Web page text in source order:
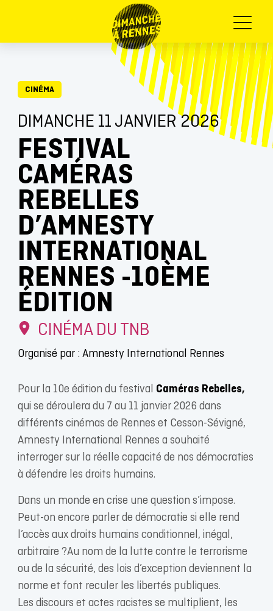
Menu
CINÉMA
DIMANCHE 11 JANVIER 2026
FESTIVAL
CAMÉRAS
REBELLES
D’AMNESTY
INTERNATIONAL
RENNES -10ÈME
ÉDITION
CINÉMA DU TNB
Organisé par : Amnesty International Rennes
Pour la 10e édition du festival Caméras Rebelles,
qui se déroulera du 7 au 11 janvier 2026 dans
différents cinémas de Rennes et Cesson-Sévigné,
Amnesty International Rennes a souhaité
interroger sur la réelle capacité de nos démocraties
à défendre les droits humains.
Dans un monde en crise une question s’impose.
Peut-on encore parler de démocratie si elle rend
l’accès aux droits humains conditionnel, inégal,
arbitraire ?Au nom de la lutte contre le terrorisme
ou de la sécurité, des lois d’exception deviennent la
norme et font reculer les libertés publiques.
Les discours et actes racistes se multiplient, les